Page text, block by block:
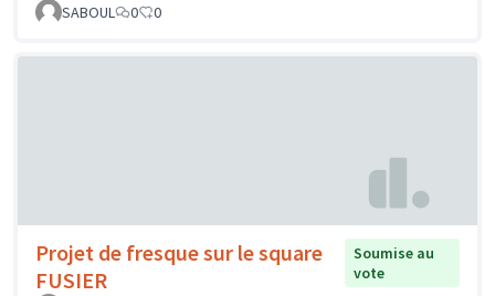
SABOUL
0 0
Projet de fresque sur le square
FUSIER
Soumise au
vote